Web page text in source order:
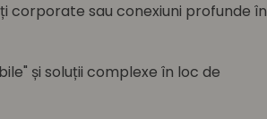
corporate sau conexiuni profunde în
și soluții complexe în loc de